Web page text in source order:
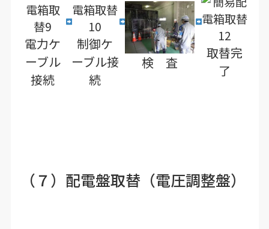
電力ケ
ーブル
接続
制御ケ
ーブル接
続
検 査
取替完
了
（７）配電盤取替（電圧調整盤）